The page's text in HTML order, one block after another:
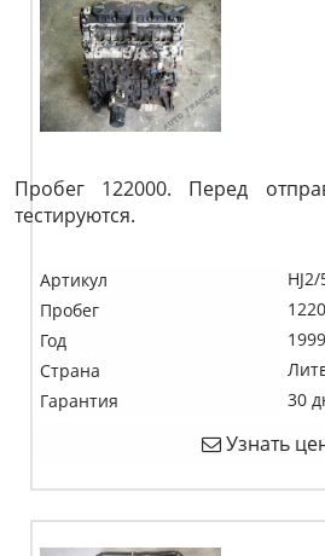
Пробег 122000. Перед
тестируются.
Артикул
Пробег
Год
1999
Страна
Гарантия
30
Узнать